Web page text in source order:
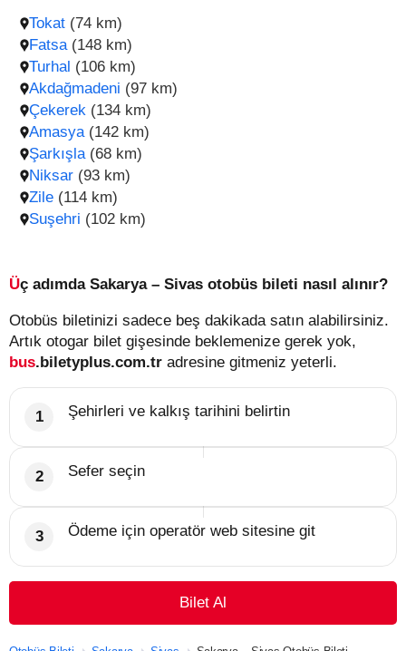
Tokat (74 km)
Amasya (142 km)
Fatsa (148 km)
Şarkışla (68 km)
Turhal (106 km)
Niksar (93 km)
Akdağmadeni (97 km)
Zile (114 km)
Çekerek (134 km)
Suşehri (102 km)
Üç adımda Sakarya – Sivas otobüs bileti nasıl alınır?
Otobüs biletinizi sadece beş dakikada satın alabilirsiniz.
Artık otogar bilet gişesinde beklemenize gerek yok,
bus.biletyplus.com.tr adresine gitmeniz yeterli.
Şehirleri ve kalkış tarihini belirtin
Sefer seçin
Ödeme için operatör web sitesine git
Bilet Al